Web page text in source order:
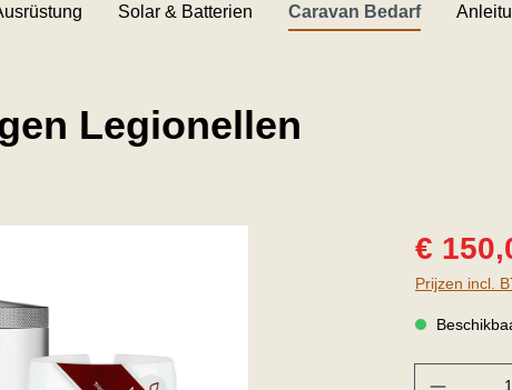
Solar & Batterien Caravan Bedarf
Legionellen
€
Prijzen incl.